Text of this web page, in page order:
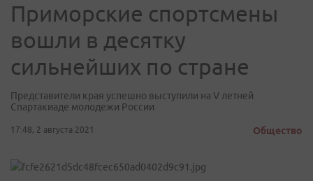
Приморские спортсмены
вошли в десятку
сильнейших по стране
Представители края успешно выступили на V летней
Спартакиаде молодежи России
17:48, 2 августа 2021 Общество